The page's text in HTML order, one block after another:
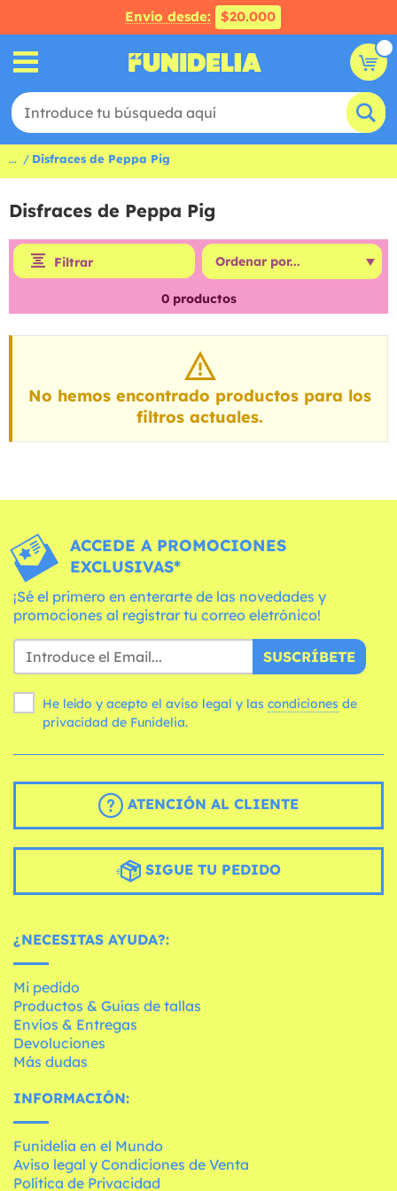
Envío desde: $20.000
... Disfraces de Peppa Pig
Disfraces de Peppa Pig
Filtrar
0productos
No hemos encontrado productos para los
filtros actuales.
ACCEDE A PROMOCIONES
EXCLUSIVAS*
¡Sé el primero en enterarte de las novedades y
promociones al registrar tu correo eletrónico!
SUSCRÍBETE
He leído y acepto el aviso legal y las condiciones
privacidad de Funidelia.
ATENCIÓN AL CLIENTE
SIGUE TU PEDIDO
¿NECESITAS AYUDA?:
Mi pedido
Productos & Guías de tallas
Envíos & Entregas
Devoluciones
Más dudas
INFORMACIÓN:
Funidelia en el Mundo
Aviso legal y Condiciones de Venta
Política de Privacidad